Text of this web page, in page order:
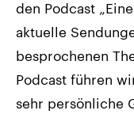
den Podcast
aktuelle
besprochenen
Podcast führen
sehr persönliche